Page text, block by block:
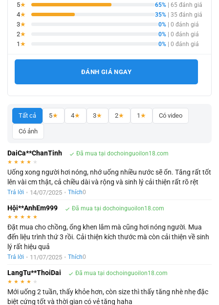
5★ 65% | 65 đánh giá
4★ 35% | 35 đánh giá
3★ 0% | 0 đánh giá
2★ 0% | 0 đánh giá
1 ★ 0% | 0 đánh giá
ĐÁNH GIÁ NGAY
Tất cả 5★ 4★ 3★ 2★ 1 ★ Có video
Có ảnh
DaiCa**ChanTinh Đã mua tại dochoinguoilon18.com
★ ★ ★ ★ ★
Uống xong người hơi nóng, nhớ uống nhiều nước sẽ ổn. Tăng rất tốt
lên vài cm thật, cả chiều dài và rộng và sinh lý cải thiện rất rõ rệt
Trả lời • 14/07/2025 • Thích0
Hội**AnhEm999 Đã mua tại dochoinguoilon18.com
★ ★ ★ ★ ★
Đặt mua cho chồng, ổng khen lắm mà cũng hơi nóng người. Mua
đến liệu trình thứ 3 rồi. Cải thiện kích thước mà còn cải thiện về sinh
lý rất hiệu quả
Trả lời • 11/07/2025 • Thích0
LangTu**ThoiDai Đã mua tại dochoinguoilon18.com
★ ★ ★ ★ ★
Mới uống 2 tuần, thấy khỏe hơn, còn size thì thấy tăng nhè nhẹ đặc
biệt cứng tốt và thời gian có vẻ tăng haha